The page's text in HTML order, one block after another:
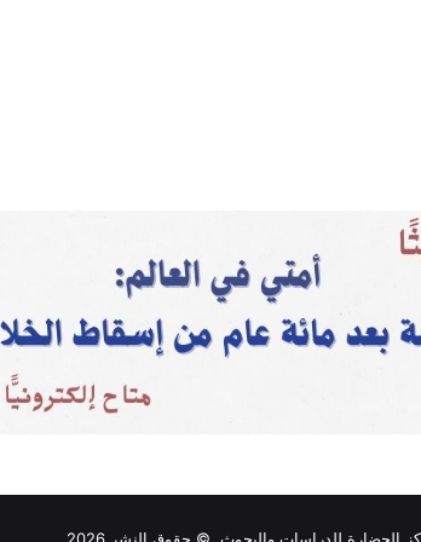
الحضارة للدراسات والبحوث , © حقوق النشر 2026